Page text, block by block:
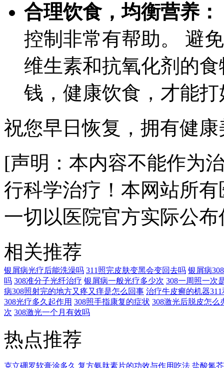
合理饮食，均衡营养：
控制非常有帮助。 避
维生素和抗氧化剂的
钱，健康饮食，才能
祝您早日恢复，拥有健
[声明：本内容不能作为
行科学治疗！本网站所
一切以医院官方实际公
相关推荐
银屑病光疗后能洗澡吗 311照完皮肤变黑会变回去吗 银屑病
吗 308准分子光纤治疗 银屑病一般光疗多少次 308一周照一次
病308照射完的地方又疼又痒是怎么回事 治疗牛皮癣的机器
308光疗多久起作用 308照手指康复的症状 308激光后脱皮怎么
次 308激光一个月有效吗
热点推荐
克立硼罗软膏涂多久 复方氨肽素片的功效与作用吃法 盐酸氮